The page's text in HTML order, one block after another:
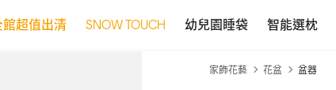
館超值出清 SNOW TOUCH 幼兒園睡袋 智能選枕
家飾花藝 花盆 盆器